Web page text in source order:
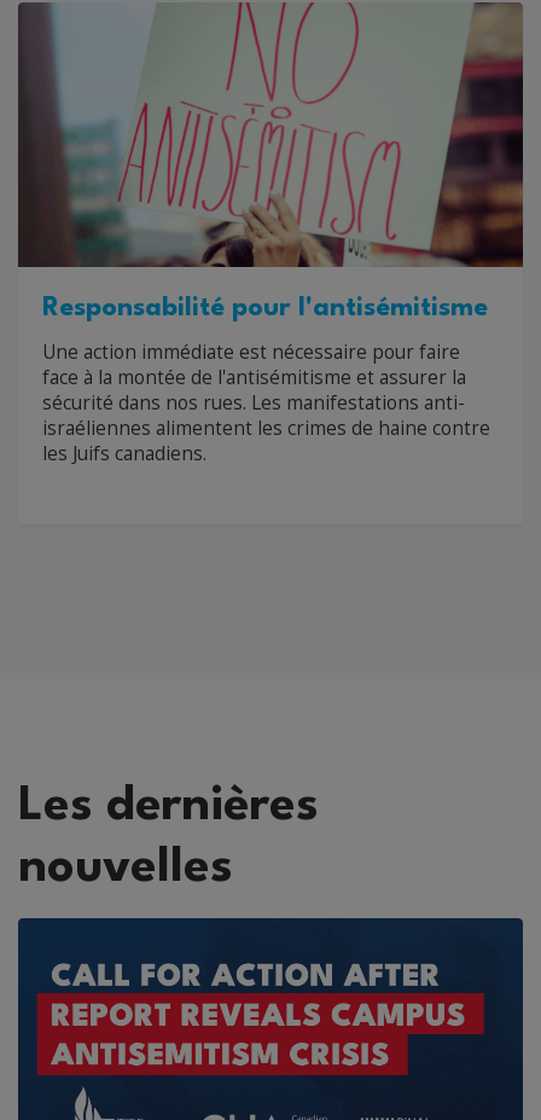
Responsabilité pour l'antisémitisme
Une action immédiate est nécessaire pour faire
face à la montée de l'antisémitisme et assurer la
sécurité dans nos rues. Les manifestations anti-
israéliennes alimentent les crimes de haine contre
les Juifs canadiens.
Les dernières
nouvelles